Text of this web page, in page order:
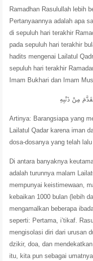
Ramadhan Rasulullah lebih
Pertanyaannya adalah apa
di sepuluh hari terakhir
pada sepuluh hari terakhir
hadits mengenai Lailatul
sepuluh hari terakhir
Imam Bukhari dan Imam
مِنْ ذَنْبِهِ
Artinya: Barangsiapa yang
Lailatul Qadar karena iman
dosa-dosanya yang telah
Di antara banyaknya
adalah turunnya malam
mempunyai keistimewaan,
kebaikan 1000 bulan (lebih
mengamalkan beberapa
seperti: Pertama, i’tikaf.
mengisolasi diri dari urusan
dzikir, doa, dan
itu, kita pun sebagai